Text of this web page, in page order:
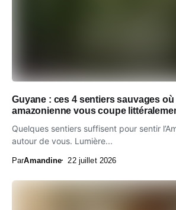
Guyane : ces 4 sentiers sauvages où
amazonienne vous coupe
Quelques sentiers suffisent pour sentir
autour de vous. Lumière...
ParAmandine 22 juillet 2026